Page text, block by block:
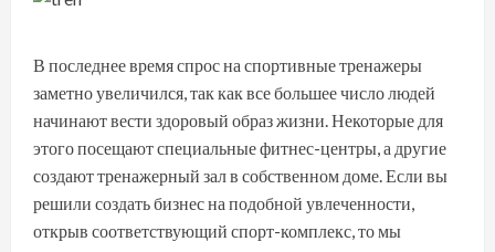
В последнее время спрос на спортивные тренажеры
заметно увеличился, так как все большее число людей
начинают вести здоровый образ жизни. Некоторые для
этого посещают специальные фитнес-центры, а другие
создают тренажерный зал в собственном доме. Если вы
решили создать бизнес на подобной увлеченности,
открыв соответствующий спорт-комплекс, то мы